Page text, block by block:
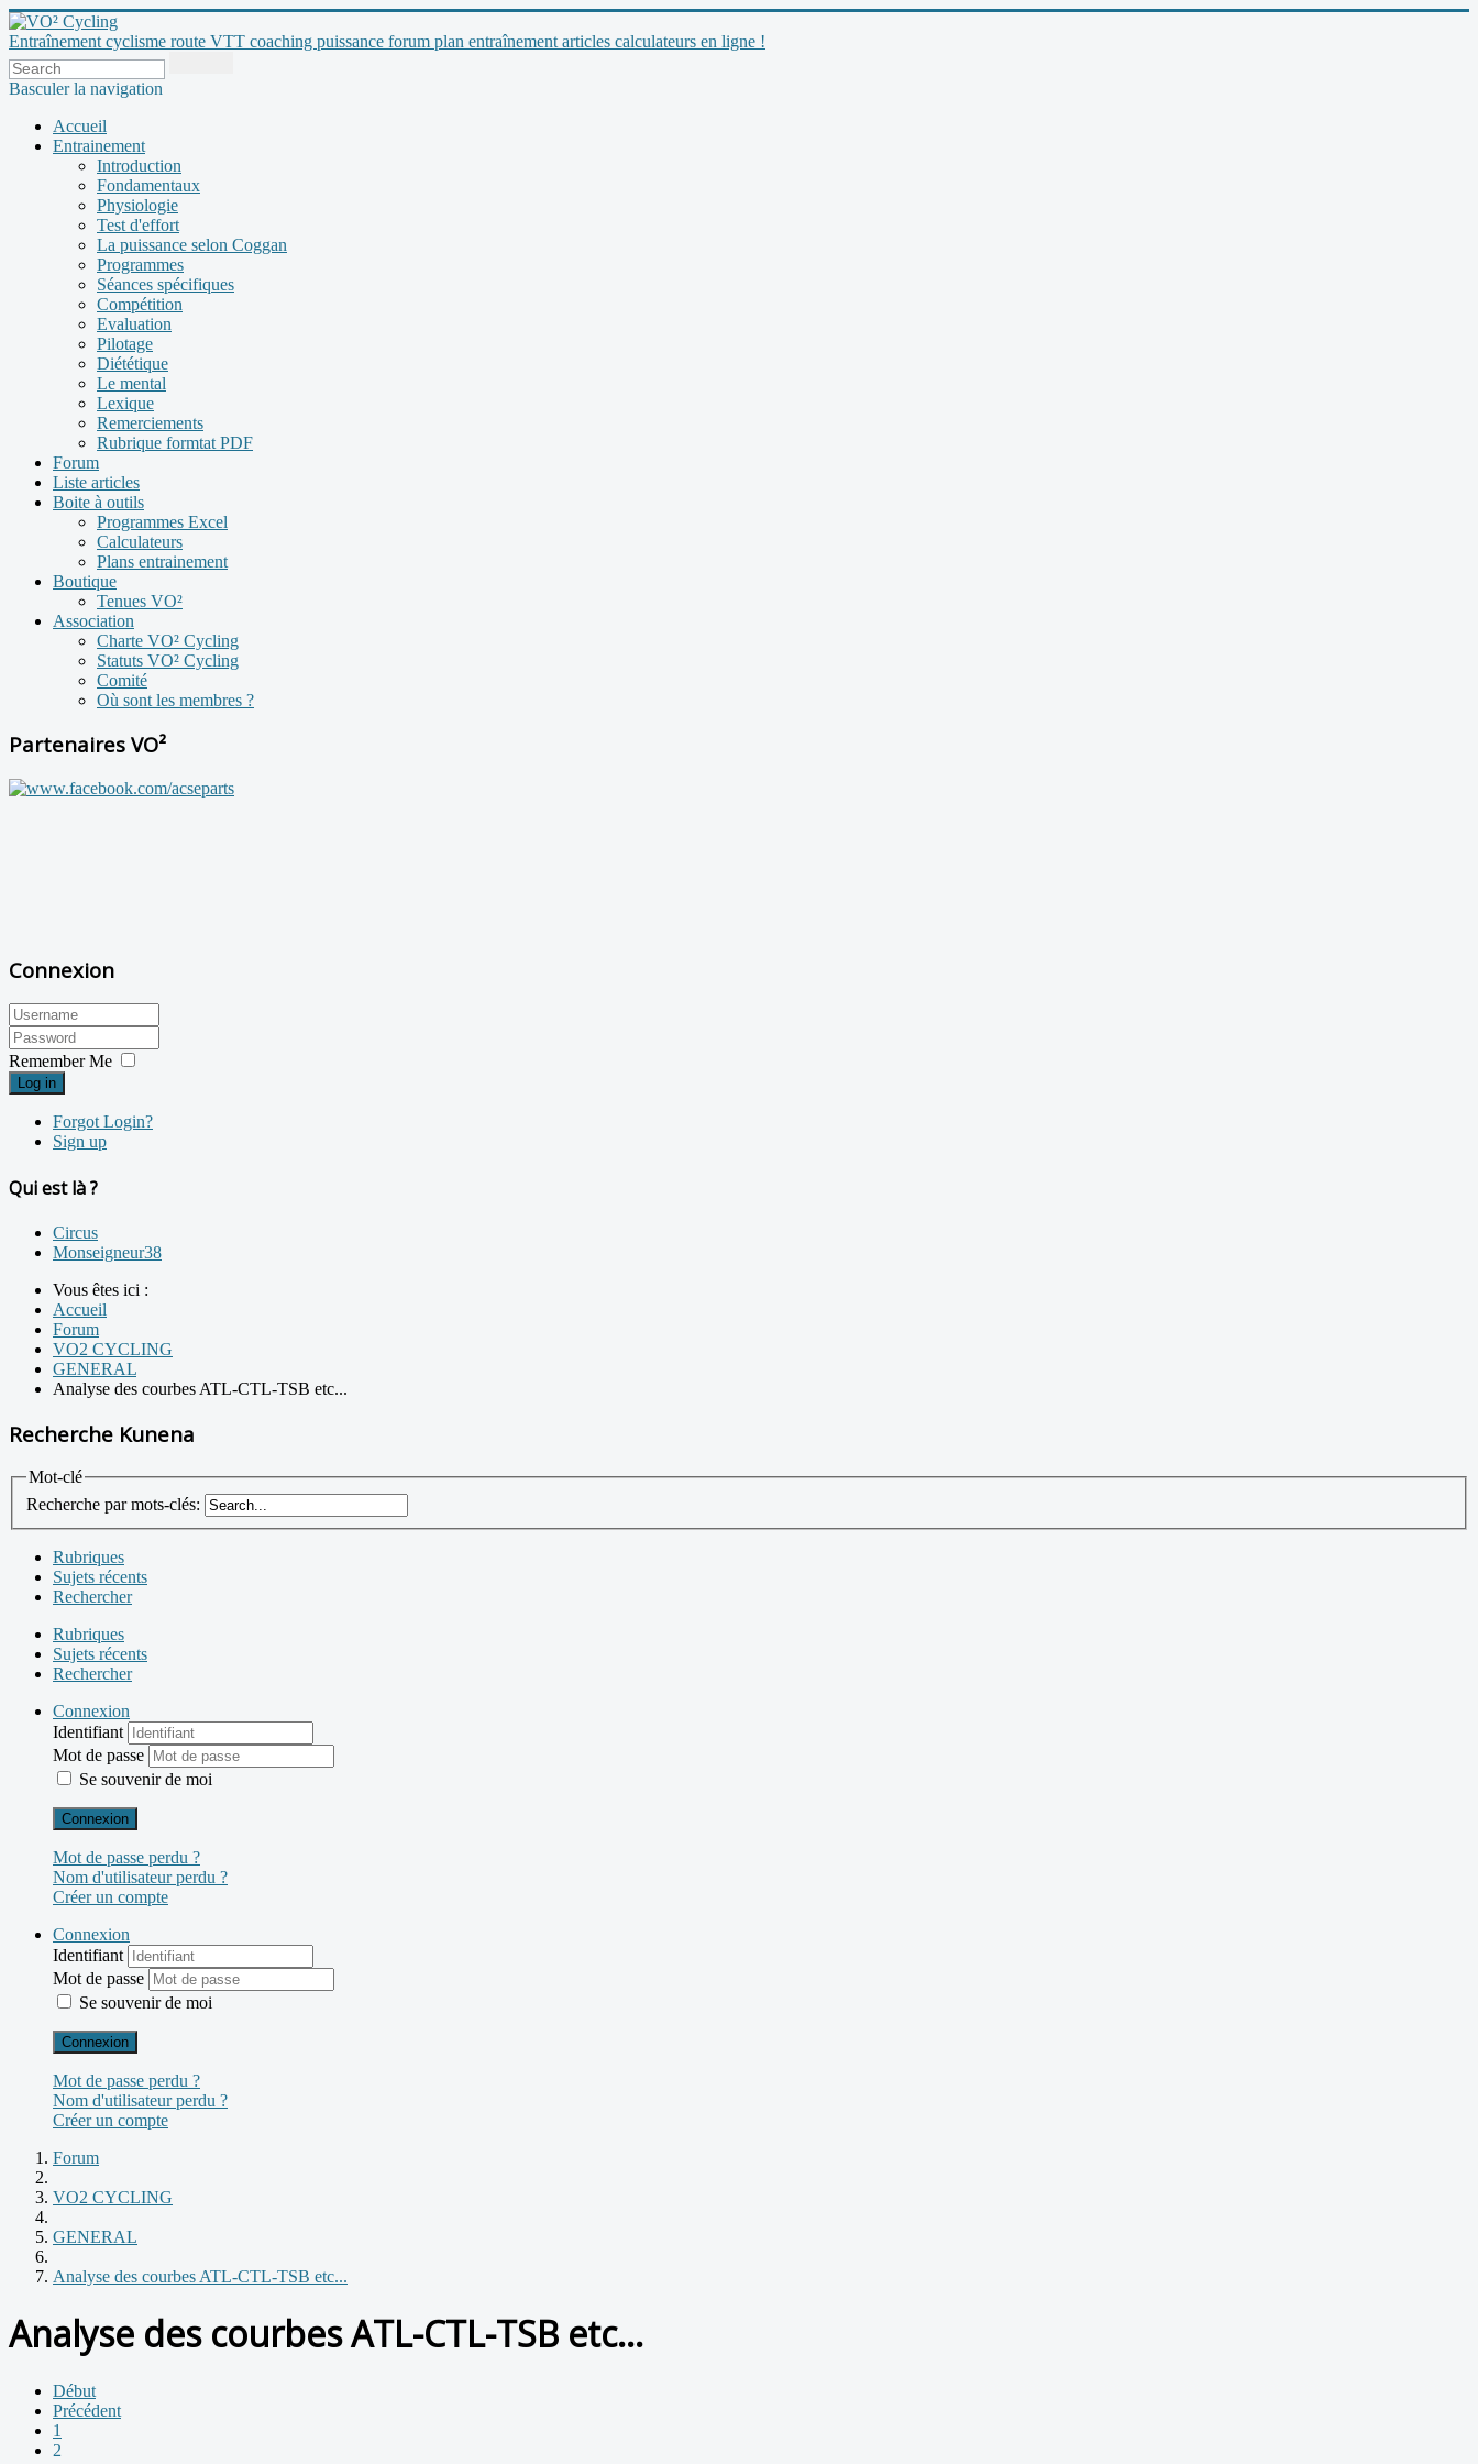
Entraînement cyclisme route VTT coaching puissance forum plan entraînement articles calculateurs en ligne !
Basculer la navigation
Accueil
Entrainement
Introduction
Fondamentaux
Physiologie
Test d'effort
La puissance selon Coggan
Programmes
Séances spécifiques
Compétition
Evaluation
Pilotage
Diététique
Le mental
Lexique
Remerciements
Rubrique formtat PDF
Forum
Liste articles
Boite à outils
Programmes Excel
Calculateurs
Plans entrainement
Boutique
Tenues VO²
Association
Charte VO² Cycling
Statuts VO² Cycling
Comité
Où sont les membres ?
Partenaires VO²
Connexion
Remember Me
Log in
Forgot Login?
Sign up
Qui est là ?
Circus
Monseigneur38
Vous êtes ici :
Accueil
Forum
VO2 CYCLING
GENERAL
Analyse des courbes ATL-CTL-TSB etc...
Recherche Kunena
Mot-clé
Recherche par mots-clés:
Rubriques
Sujets récents
Rechercher
Rubriques
Sujets récents
Rechercher
Connexion
Identifiant
Mot de passe
Se souvenir de moi
Connexion
Mot de passe perdu ?
Nom d'utilisateur perdu ?
Créer un compte
Connexion
Identifiant
Mot de passe
Se souvenir de moi
Connexion
Mot de passe perdu ?
Nom d'utilisateur perdu ?
Créer un compte
Forum
VO2 CYCLING
GENERAL
Analyse des courbes ATL-CTL-TSB etc...
Analyse des courbes ATL-CTL-TSB etc...
Début
Précédent
1
2